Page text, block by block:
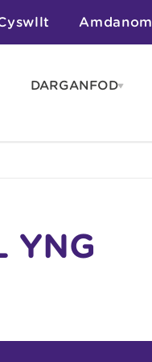
Amdanom
DARGANFODOpen
YNG